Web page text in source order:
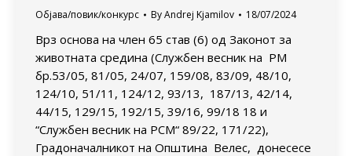
Објава/повик/конкурс ByAndrej Kjamilov 18/07/2024
Врз основа на член 65 став (6) од Законот за
животната средина (Службен весник на РМ
бр.53/05, 81/05, 24/07, 159/08, 83/09, 48/10,
124/10, 51/11, 124/12, 93/13, 187/13, 42/14,
44/15, 129/15, 192/15, 39/16, 99/18 18 и
“Службен весник на РСМ“ 89/22, 171/22),
Градоначалникот на Општина Велес, донесесе